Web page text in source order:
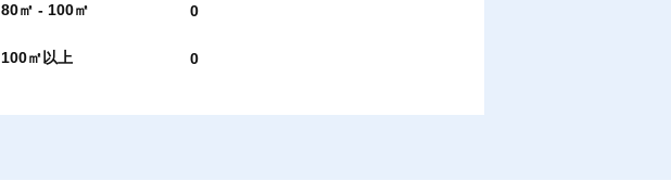
80㎡ - 100㎡ 0
100㎡以上 0